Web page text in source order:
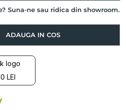
Suna-ne sau ridica din showroom.
ADAUGA IN COS
LEI